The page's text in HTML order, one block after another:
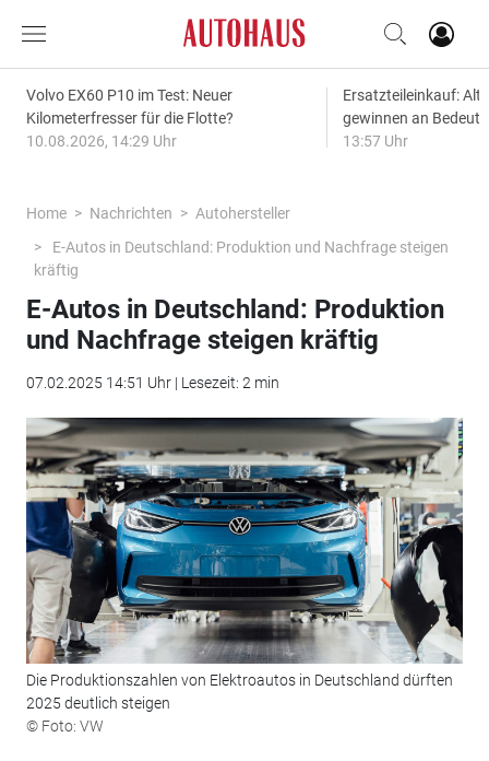
Volvo EX60 P10 im Test: Neuer
Kilometerfresser für die Flotte?
10.08.2026, 14:29 Uhr
Ersatzteileinkauf:
gewinnen an
13:57 Uhr
Home Nachrichten
Autohersteller
E-Autos in Deutschland: Produktion und Nachfrage steigen
kräftig
E-Autos in Deutschland: Produktion
und Nachfrage steigen kräftig
07.02.2025 14:51 Uhr | Lesezeit: 2 min
Die Produktionszahlen von Elektroautos in Deutschland dürften
2025 deutlich steigen
© Foto: VW